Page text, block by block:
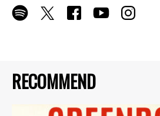
RECOMMEND